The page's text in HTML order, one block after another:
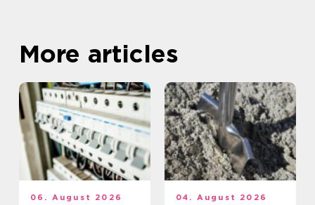
More articles
06. August 2026 04. August 2026